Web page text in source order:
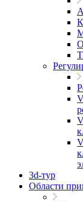
3d-тур
Области